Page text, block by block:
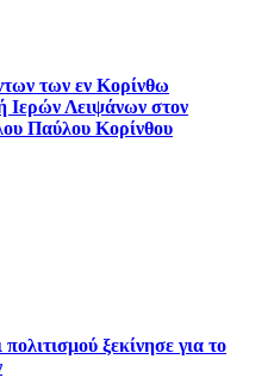
των εν Κορίνθω
Ιερών Λειψάνων στον
Παύλου Κορίνθου
ξεκίνησε για το